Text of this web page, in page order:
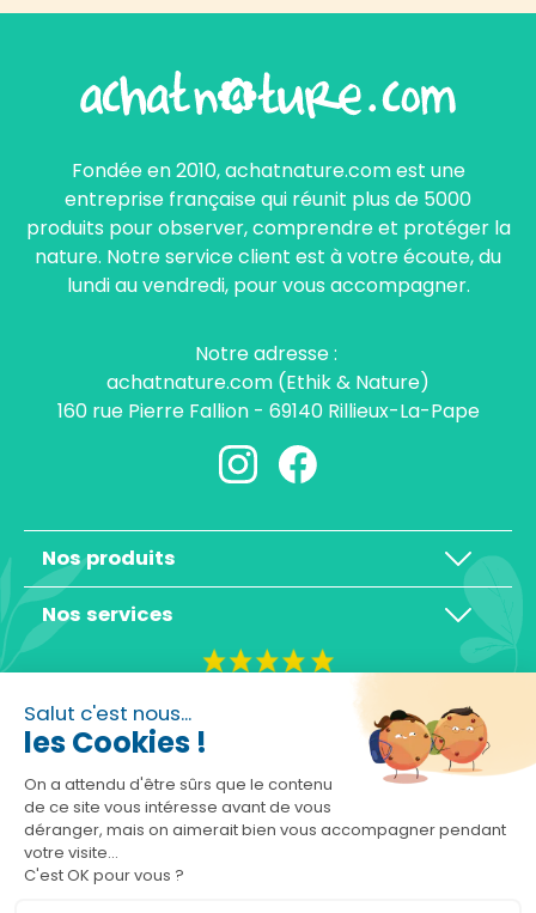
Salut c'est nous...
les Cookies !
On a attendu d'être sûrs que le contenu
de ce site vous intéresse avant de vous
déranger, mais on aimerait bien vous accompagner pendant
votre visite...
C'est OK pour vous ?
Fondée en 2010, achatnature.com est une
entreprise française qui réunit plus de 5000
produits pour observer, comprendre et protéger la
nature. Notre service client est à votre écoute, du
lundi au vendredi, pour vous accompagner.
Notre adresse :
achatnature.com (Ethik & Nature)
160 rue Pierre Fallion - 69140 Rillieux-La-Pape
Nos produits
Nos services